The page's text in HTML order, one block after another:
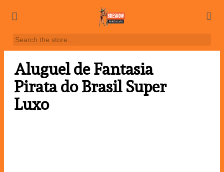
Aluguel de Fantasia
Pirata do Brasil Super
Luxo